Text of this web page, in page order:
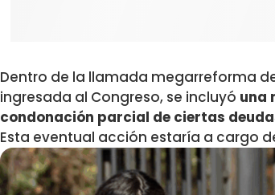
Dentro de la llamada megarreforma
ingresada al Congreso, se incluyó una
condonación parcial de ciertas
Esta eventual acción estaría a cargo